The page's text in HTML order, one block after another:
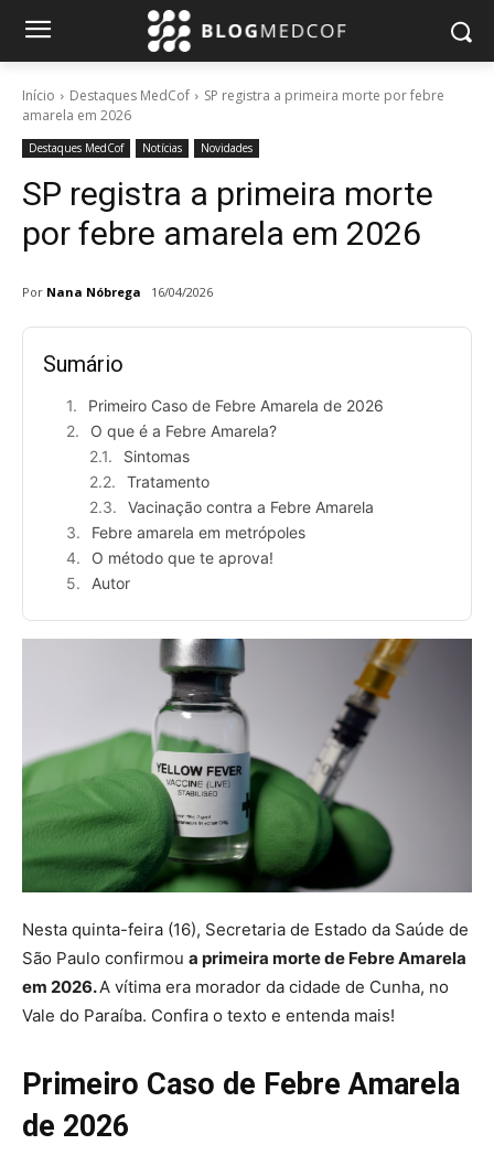
Início Destaques MedCof
SP registra a primeira morte por febre
amarela em 2026
Destaques MedCof Notícias Novidades
SP registra a primeira morte
por febre amarela em 2026
Por Nana Nóbrega 16/04/2026
Sumário
Primeiro Caso de Febre Amarela de 2026
O que é a Febre Amarela?
Sintomas
Tratamento
Vacinação contra a Febre Amarela
Febre amarela em metrópoles
O método que te aprova!
Autor
Nesta quinta-feira (16), Secretaria de Estado da Saúde de
São Paulo confirmou a primeira morte de Febre Amarela
em 2026.A vítima era morador da cidade de Cunha, no
Vale do Paraíba. Confira o texto e entenda mais!
Primeiro Caso de Febre Amarela
de 2026